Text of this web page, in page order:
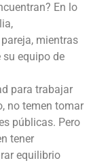
En lo
mientras
su equipo de
para trabajar
no temen tomar
públicas. Pero
tener
equilibrio